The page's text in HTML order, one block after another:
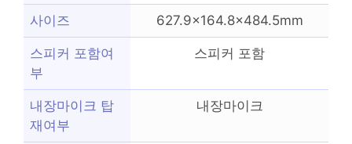
사이즈 627.9×164.8×484.5mm
스피커 포함여
부
스피커 포함
내장마이크 탑
재여부
내장마이크